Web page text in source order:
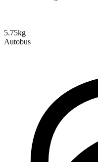
5.75kg
Autobus